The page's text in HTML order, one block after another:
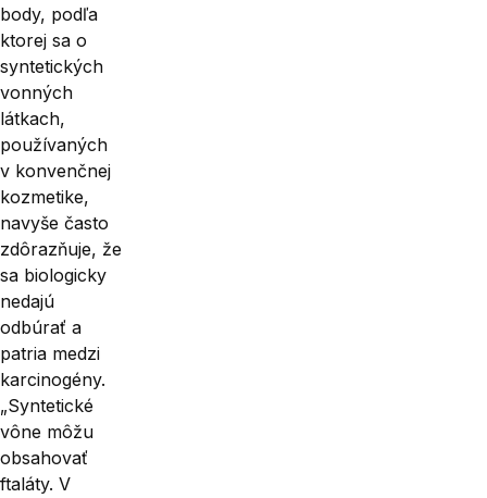
body, podľa
ktorej sa o
syntetických
vonných
látkach,
používaných
v kon­venčnej
kozmetike,
navyše často
zdôrazňuje, že
sa biologicky
nedajú
odbúrať a
patria medzi
karcinogény.
„Syntetické
vône môžu
obsahovať
ftaláty. V